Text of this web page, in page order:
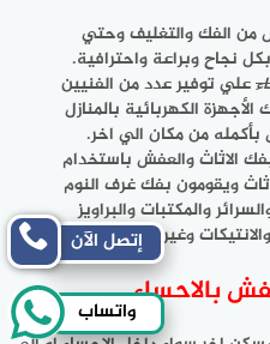
من الفك والتغليف وحتي
نجاح وبراعة واحترافية.
علي توفير عدد من الفنيين
الكهربائية بالمنازل
بأكمله من مكان الي اخر.
الاثاث والعفش باستخدام
ويقومون بفك غرف النوم
والمكتبات والبراويز
وغيرها.
بالاحساء
إتصل الآن
واتساب